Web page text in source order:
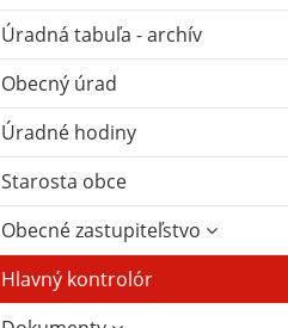
Úradná tabuľa - archív
Obecný úrad
Úradné hodiny
Starosta obce
Obecné zastupiteľstvo
Hlavný kontrolór